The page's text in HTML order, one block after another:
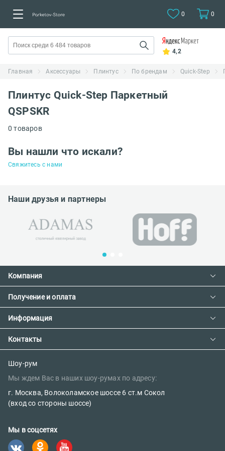
0 0
4,2
Главная Аксессуары Плинтус По брендам Quick-Step
Плинтус Quick-Step Паркетный
QSPSKR
0 товаров
Вы нашли что искали?
Свяжитесь с нами
Наши друзья и партнеры
Компания
Контакты
О компании
Сотрудничество
Наш блог
Получение и оплата
Доставка и оплата
Предзаказ товара с фабрики
Информация
Как сделать заказ
Политика конфиденциальности
Контакты
E-mail:
sales@parketov-store.ru
Телефоны:
Шоу-рум
Мы ждем Вас в наших шоу-румах по адресу:
г. Москва, Волоколамское шоссе 6 ст.м Сокол
(вход со стороны шоссе)
Мы в соцсетях